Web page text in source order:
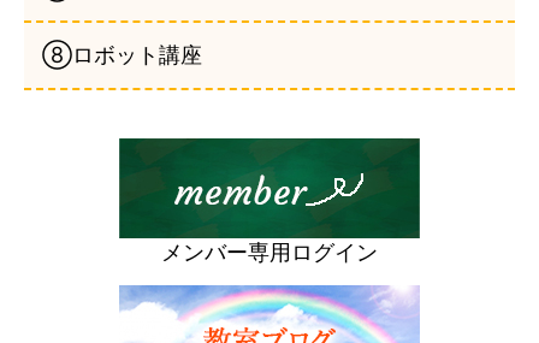
⑧ロボット講座
メンバー専用ログイン